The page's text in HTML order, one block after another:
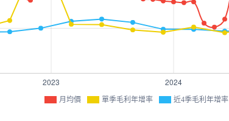
月均價 單季毛利年增率 近4季毛利年增率